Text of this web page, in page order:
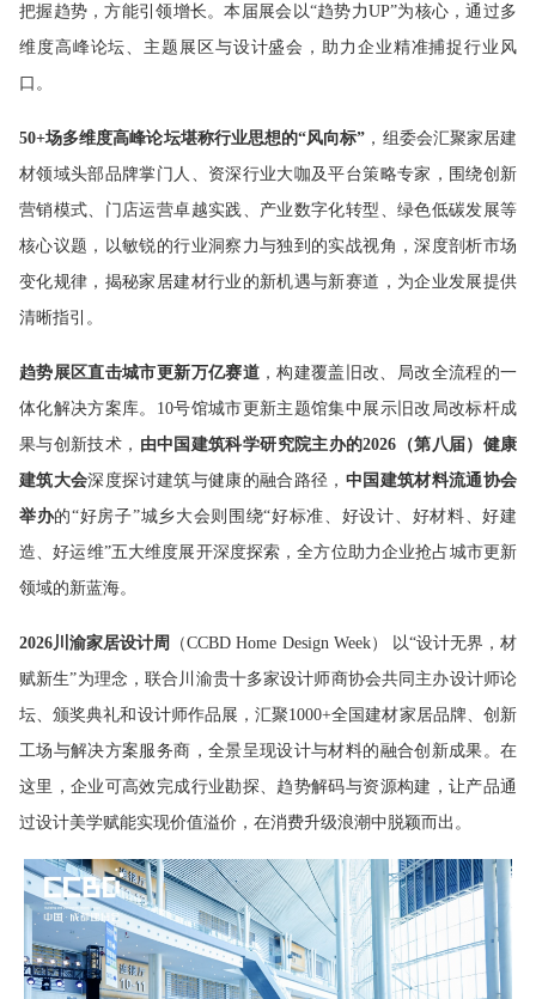
把握趋势，方能引领增长。本届展会以“趋势力UP”为核心，通过多
维度高峰论坛、主题展区与设计盛会，助力企业精准捕捉行业风
口。
50+场多维度高峰论坛堪称行业思想的“风向标” ，组委会汇聚家居建
材领域头部品牌掌门人、资深行业大咖及平台策略专家，围绕创新
营销模式、门店运营卓越实践、产业数字化转型、绿色低碳发展等
核心议题，以敏锐的行业洞察力与独到的实战视角，深度剖析市场
变化规律，揭秘家居建材行业的新机遇与新赛道，为企业发展提供
清晰指引。
趋势展区直击城市更新万亿赛道 ，构建覆盖旧改、局改全流程的一
体化解决方案库。10号馆城市更新主题馆集中展示旧改局改标杆成
果与创新技术， 由中国建筑科学研究院主办的2026（第八届）健康
建筑大会深度探讨建筑与健康的融合路径， 中国建筑材料流通协会
举办的“好房子”城乡大会则围绕“好标准、好设计、好材料、好建
造、好运维”五大维度展开深度探索，全方位助力企业抢占城市更新
领域的新蓝海。
2026川渝家居设计周
（CCBD Home Design Week） 以“设计无界，材
赋新生”为理念，联合川渝贵十多家设计师商协会共同主办设计师论
坛、颁奖典礼和设计师作品展，汇聚1000+全国建材家居品牌、创新
工场与解决方案服务商，全景呈现设计与材料的融合创新成果。在
这里，企业可高效完成行业勘探、趋势解码与资源构建，让产品通
过设计美学赋能实现价值溢价，在消费升级浪潮中脱颖而出。